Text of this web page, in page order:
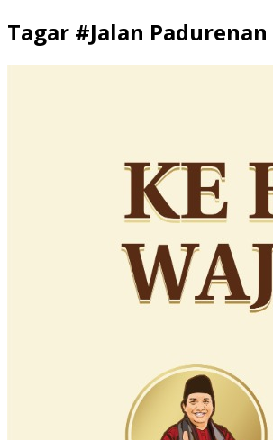
Tagar #Jalan Padurenan